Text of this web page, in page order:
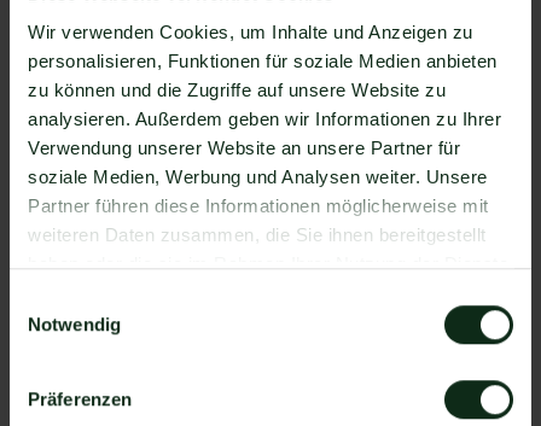
Wir verwenden Cookies, um Inhalte und Anzeigen zu
personalisieren, Funktionen für soziale Medien anbieten
zu können und die Zugriffe auf unsere Website zu
analysieren. Außerdem geben wir Informationen zu Ihrer
Verwendung unserer Website an unsere Partner für
soziale Medien, Werbung und Analysen weiter. Unsere
Partner führen diese Informationen möglicherweise mit
weiteren Daten zusammen, die Sie ihnen bereitgestellt
haben oder die sie im Rahmen Ihrer Nutzung der Dienste
Notwendig
Präferenzen
Zapier Integration über 6.000 Apps zur
Verfügung, die Sie mit WhatsApp verbinden
können. Darunter ist natürlich auch Colligso MailIn
!
Da der Einrichtungsprozess der Integration je nach
dem Anbieter der WhatsApp API Schnittstelle
differenziert, gibt es keine allgemein gültige
Anleitung. Wir zeigen Ihnen im Folgenden, wie die
Einrichtung der Integration von Colligso MailIn und
So funktioniert die Integration von
Schritt 1: Zapier Konto erstellen, Colligso MailIn